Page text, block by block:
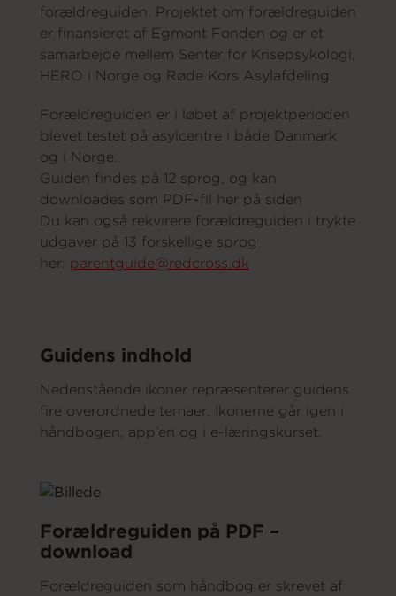
forældreguiden. Projektet om forældreguiden
er finansieret af Egmont Fonden og er et
samarbejde mellem Senter for Krisepsykologi,
HERO i Norge og Røde Kors Asylafdeling.
Forældreguiden er i løbet af projektperioden
blevet testet på asylcentre i både Danmark
og i Norge.
Guiden findes på 12 sprog, og kan
downloades som PDF-fil her på siden
Du kan også rekvirere forældreguiden i trykte
udgaver på 13 forskellige sprog
her: parentguide@redcross.dk
Guidens indhold
Nedenstående ikoner repræsenterer guidens
fire overordnede temaer. Ikonerne går igen i
håndbogen, app’en og i e-læringskurset.
Forældreguiden på PDF –
download
Forældreguiden som håndbog er skrevet af